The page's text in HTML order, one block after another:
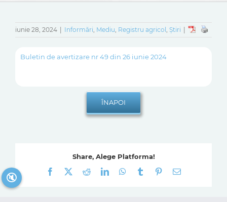
iunie 28, 2024 Informări, Mediu, Registru agricol , Știri
Buletin de avertizare nr 49 din 26 iunie 2024
Share, Alege Platforma!
Facebook
RedditLinkedInWhatsApp
Tumblr Pinterest
E-
🔇